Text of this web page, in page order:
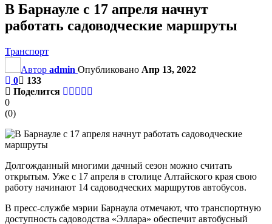
В Барнауле с 17 апреля начнут
работать садоводческие маршруты
Транспорт
Автор admin Опубликовано Апр 13, 2022
0
133
Поделится
0
(0)
Долгожданный многими дачный сезон можно считать
открытым. Уже с 17 апреля в столице Алтайского края свою
работу начинают 14 садоводческих маршрутов автобусов.
В пресс-службе мэрии Барнаула отмечают, что транспортную
доступность садоводства «Эллара» обеспечит автобусный